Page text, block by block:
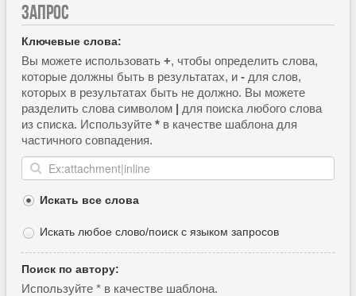
ЗАПРОС
Ключевые слова:
Вы можете использовать +, чтобы определить слова,
которые должны быть в результатах, и - для слов,
которых в результатах быть не должно. Вы можете
разделить слова символом | для поиска любого слова
из списка. Используйте * в качестве шаблона для
частичного совпадения.
Искать все слова
Искать любое слово/поиск с языком запросов
Поиск по автору:
Используйте * в качестве шаблона.